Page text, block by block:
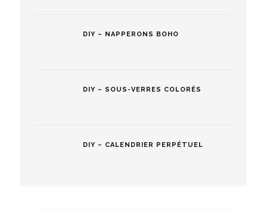
DIY – NAPPERONS BOHO
DIY – SOUS-VERRES COLORÉS
DIY – CALENDRIER PERPÉTUEL